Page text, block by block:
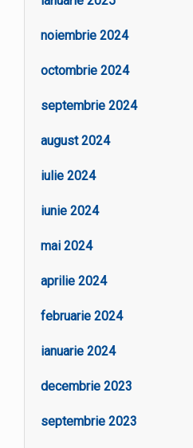
noiembrie 2024
octombrie 2024
septembrie 2024
august 2024
iulie 2024
iunie 2024
mai 2024
aprilie 2024
februarie 2024
ianuarie 2024
decembrie 2023
septembrie 2023